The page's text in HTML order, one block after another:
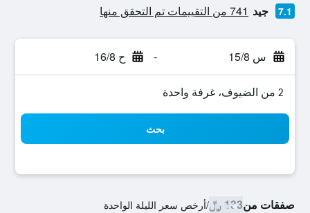
7.1 جيد 741 من التقييمات تم التحقق منها
س 15/8 - ح 16/8
2 من الضيوف، غرفة واحدة
بحث
صفقات من133 ﷼ /أرخص سعر الليلة الواحدة